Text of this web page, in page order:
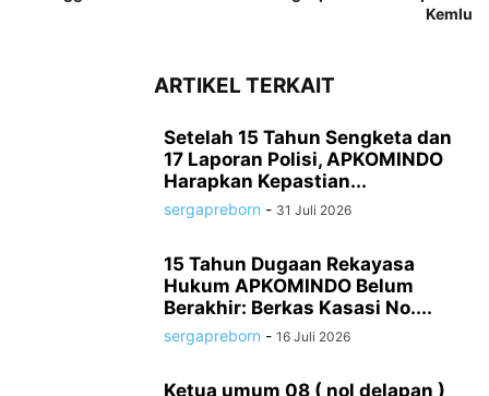
Kemlu
ARTIKEL TERKAIT
Setelah 15 Tahun Sengketa dan
17 Laporan Polisi, APKOMINDO
Harapkan Kepastian...
sergapreborn - 31 Juli 2026
15 Tahun Dugaan Rekayasa
Hukum APKOMINDO Belum
Berakhir: Berkas Kasasi No....
sergapreborn - 16 Juli 2026
Ketua umum 08 ( nol delapan )